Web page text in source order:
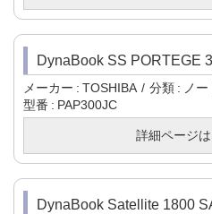
DynaBook SS PORTEGE
メーカー TOSHIBA 分類
ノ
型番
PAP300JC
詳細ページ
DynaBook Satellite 1800